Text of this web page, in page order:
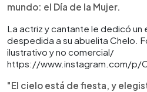
mundo: el Día de la Mujer.
La actriz y cantante le dedicó un
despedida a su abuelita Chelo.
ilustrativo y no comercial/
https://www.instagram.com/p/
"El cielo está de fiesta, y